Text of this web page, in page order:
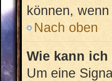
können,
Nach oben
Wie kann
Um eine